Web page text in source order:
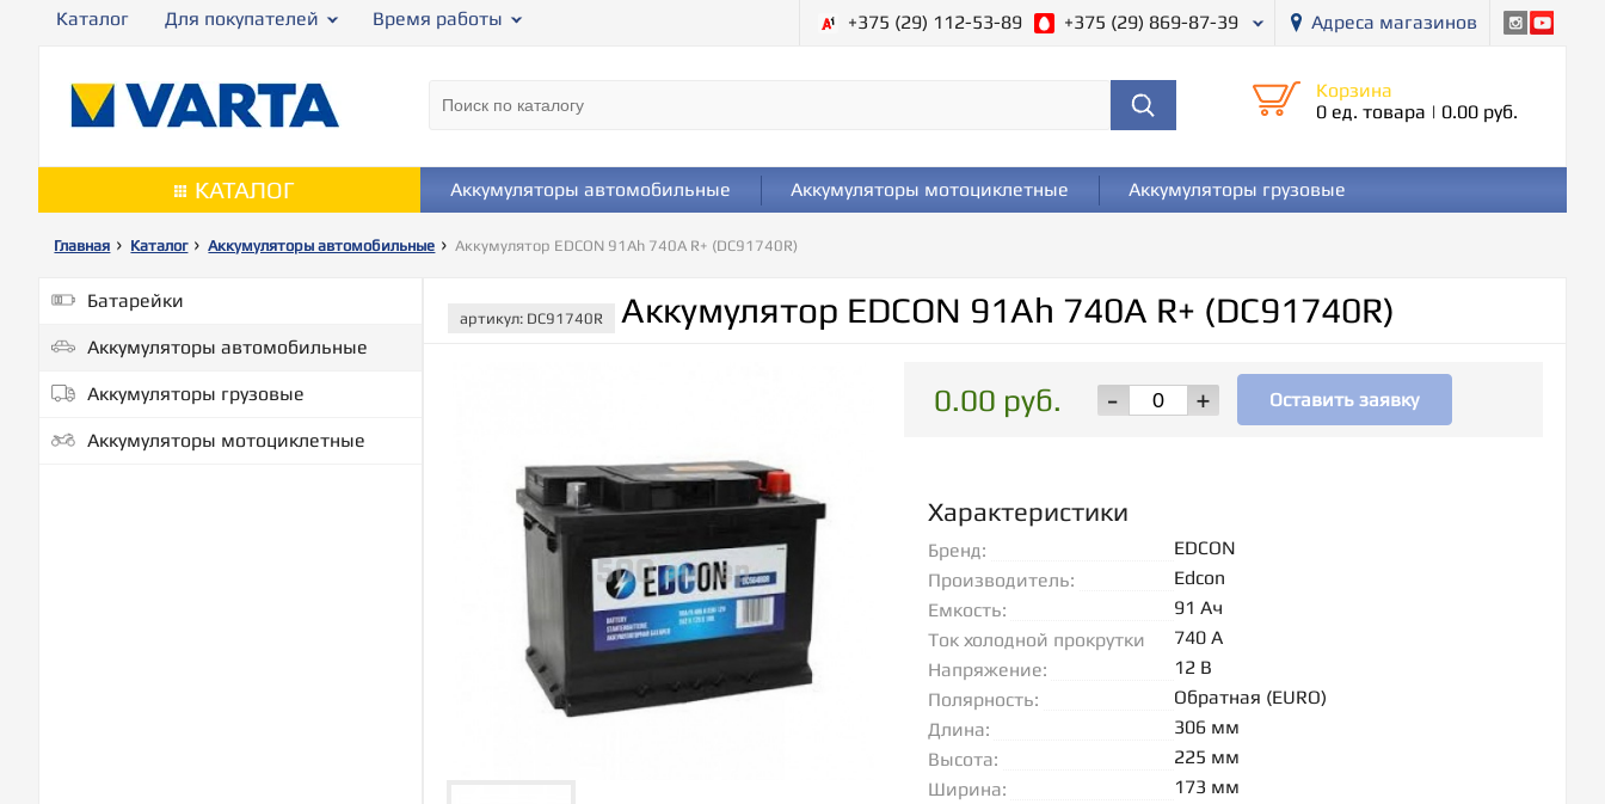
Каталог Для покупателей Время работы +375 (29) 112-53-89 +375 (29) 869-87-39 Адреса магазинов
Корзина
0 ед. товара | 0.00 руб.
КАТАЛОГ Аккумуляторы автомобильные Аккумуляторы мотоциклетные Аккумуляторы грузовые
Главная Каталог Аккумуляторы автомобильные Аккумулятор EDCON 91Ah 740A R+ (DC91740R)
Батарейки
Аккумуляторы автомобильные
Аккумуляторы грузовые
Аккумуляторы мотоциклетные
артикул: DC91740R Аккумулятор EDCON 91Ah 740A R+ (DC91740R)
0.00 руб. - + Оставить заявку
Характеристики
Бренд:
EDCON
Производитель:
Edcon
Емкость:
91 Ач
Ток холодной прокрутки
(EN):
740 А
Напряжение:
12 В
Полярность:
Обратная (EURO)
Длина:
306 мм
Высота:
225 мм
Ширина:
173 мм